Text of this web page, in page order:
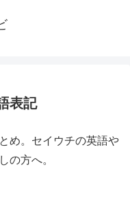
表記
め。セイウチの英語や
の方へ。